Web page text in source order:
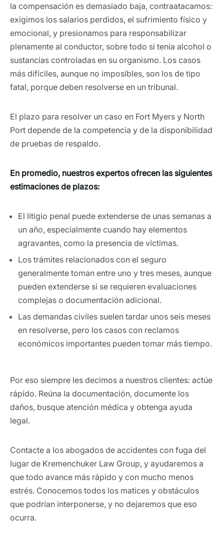
la compensación es demasiado baja, contraatacamos:
exigimos los salarios perdidos, el sufrimiento físico y
emocional, y presionamos para responsabilizar
plenamente al conductor, sobre todo si tenía alcohol o
sustancias controladas en su organismo. Los casos
más difíciles, aunque no imposibles, son los de tipo
fatal, porque deben resolverse en un tribunal.
El plazo para resolver un caso en Fort Myers y North
Port depende de la competencia y de la disponibilidad
de pruebas de respaldo.
En promedio, nuestros expertos ofrecen las siguientes
estimaciones de plazos:
El litigio penal puede extenderse de unas semanas a
un año, especialmente cuando hay elementos
agravantes, como la presencia de víctimas.
Los trámites relacionados con el seguro
generalmente toman entre uno y tres meses, aunque
pueden extenderse si se requieren evaluaciones
complejas o documentación adicional.
Las demandas civiles suelen tardar unos seis meses
en resolverse, pero los casos con reclamos
económicos importantes pueden tomar más tiempo.
Por eso siempre les decimos a nuestros clientes: actúe
rápido. Reúna la documentación, documente los
daños, busque atención médica y obtenga ayuda
legal.
Contacte a los abogados de accidentes con fuga del
lugar de Kremenchuker Law Group, y ayudaremos a
que todo avance más rápido y con mucho menos
estrés. Conocemos todos los matices y obstáculos
que podrían interponerse, y no dejaremos que eso
ocurra.